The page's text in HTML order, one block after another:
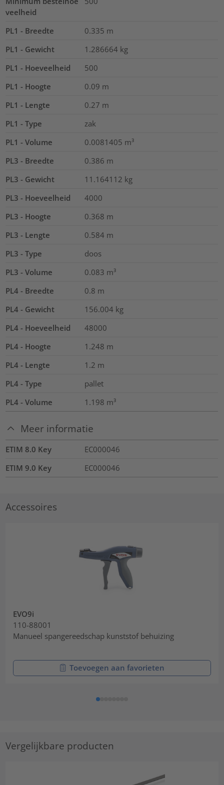
veelheid
PL1 - Breedte 0.335 m
PL1 - Gewicht
1.286664 kg
PL1 - Hoeveelheid
500
PL1 - Hoogte
0.09 m
PL1 - Lengte
0.27 m
PL1 - Type
zak
PL1 - Volume
0.0081405 m³
PL3 - Breedte
0.386 m
PL3 - Gewicht
11.164112 kg
PL3 - Hoeveelheid
4000
PL3 - Hoogte
0.368 m
PL3 - Lengte
0.584 m
PL3 - Type
doos
PL3 - Volume
0.083 m³
PL4 - Breedte
0.8 m
PL4 - Gewicht
156.004 kg
PL4 - Hoeveelheid
48000
PL4 - Hoogte
1.248 m
PL4 - Lengte
1.2 m
PL4 - Type
pallet
PL4 - Volume
1.198 m³
Meer informatie
ETIM 8.0 Key
EC000046
ETIM 9.0 Key
EC000046
Accessoires
EVO9i
110-88001
Manueel spangereedschap kunststof behuizing
Toevoegen aan favorieten
Vergelijkbare producten